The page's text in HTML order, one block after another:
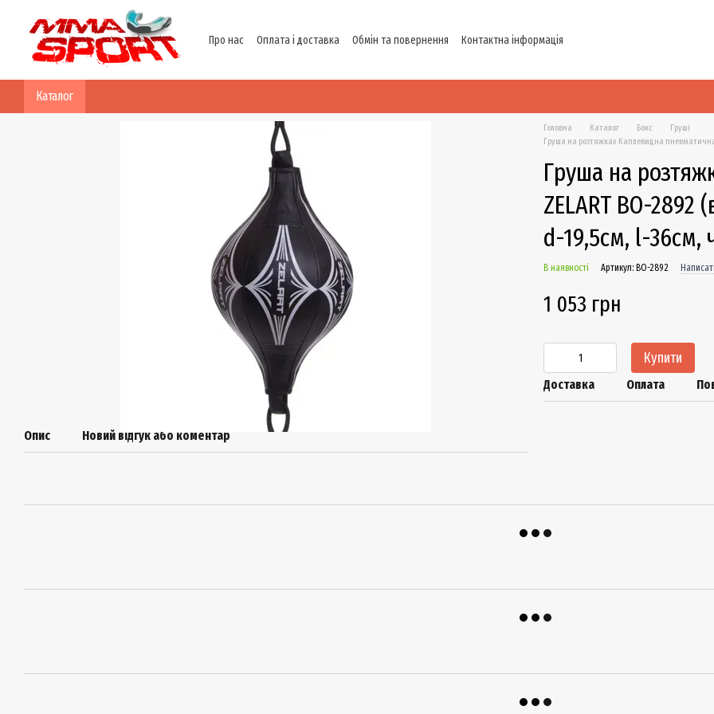
Перейти до основного контенту
Про нас Оплата і доставка Обмін та повернення
Контактна інформація
Каталог
Опис Новий відгук або коментар
Головна Каталог Бокс
Груші
Груша на розтяжках Каплевидна пневматична
Груша на
ZELART BO-
d-19,5см, l-36см,
В наявності Артикул: BO-2892
1 053 грн
Купити
Доставка Оплата